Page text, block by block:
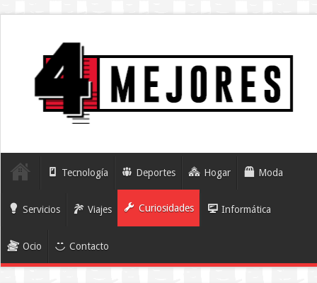
Tecnología Deportes Hogar Moda
Servicios Viajes Curiosidades Informática
Ocio Contacto